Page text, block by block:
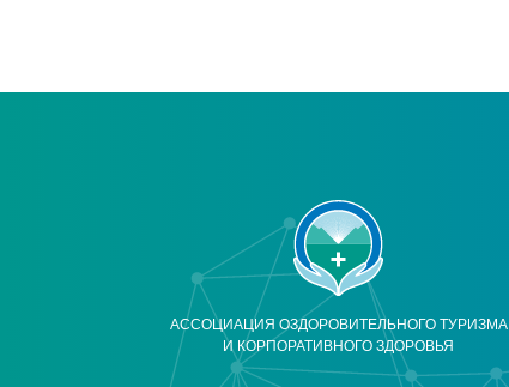
АССОЦИАЦИЯ ОЗДОРОВИТЕЛЬНОГО ТУРИЗМА
И КОРПОРАТИВНОГО ЗДОРОВЬЯ